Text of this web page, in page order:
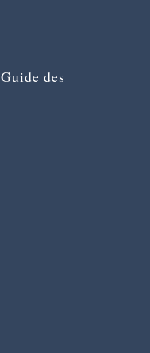
Guide des